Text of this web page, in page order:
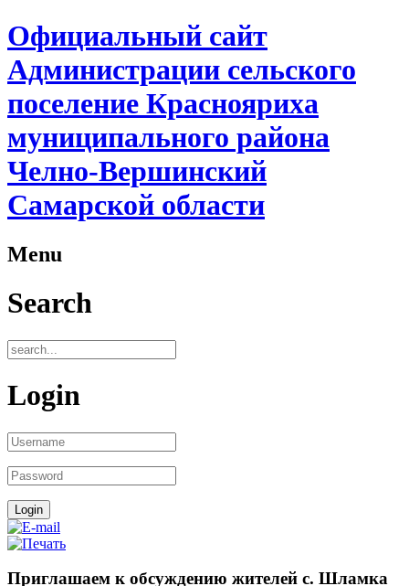
Официальный сайт
Администрации сельского
поселение Краснояриха
муниципального района
Челно-Вершинский
Самарской области
Menu
Search
Login
Приглашаем к обсуждению жителей с. Шламка